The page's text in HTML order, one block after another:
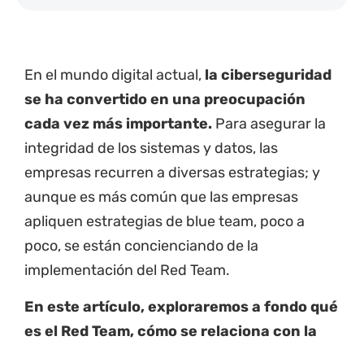
En el mundo digital actual, la ciberseguridad
se ha convertido en una preocupación
cada vez más importante. Para asegurar la
integridad de los sistemas y datos, las
empresas recurren a diversas estrategias; y
aunque es más común que las empresas
apliquen estrategias de blue team, poco a
poco, se están concienciando de la
implementación del Red Team.
En este artículo, exploraremos a fondo qué
es el Red Team, cómo se relaciona con la